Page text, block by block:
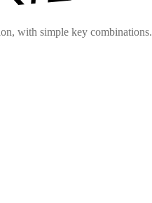
with simple key combinations.